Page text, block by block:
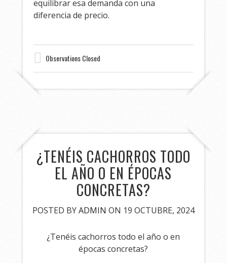
equilibrar esa demanda con una
diferencia de precio.
Observations Closed
¿TENÉIS CACHORROS TODO
EL AÑO O EN ÉPOCAS
CONCRETAS?
POSTED BYADMIN ON 19 OCTUBRE, 2024
¿Tenéis cachorros todo el año o en
épocas concretas?